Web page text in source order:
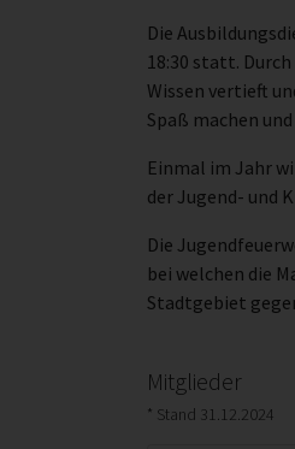
Die
18:30 statt.
Wissen vertieft
Spaß machen
Einmal im Jahr
der Jugend- und
Die
bei welchen die
Stadtgebiet
Mitglieder
* Stand 31.12.2024